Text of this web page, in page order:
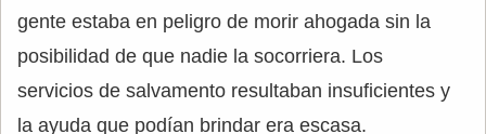
gente estaba en peligro de morir ahogada sin la
posibilidad de que nadie la socorriera. Los
servicios de salvamento resultaban insuficientes y
la ayuda que podían brindar era escasa.